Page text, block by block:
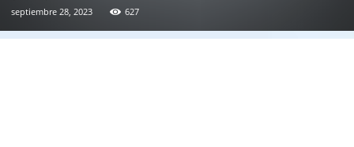
septiembre 28, 2023 627